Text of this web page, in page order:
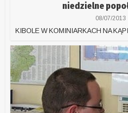
niedzielne
08/07/2013
KIBOLE W KOMINIARKACH NA